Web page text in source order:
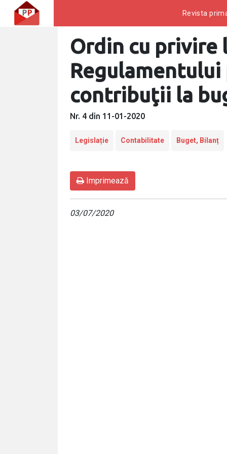
Revista
Ordin cu privire
contribuţii la
Nr. 4 din 11-01-2020
Legislație Contabilitate Buget, Bilanț
Imprimează
03/07/2020